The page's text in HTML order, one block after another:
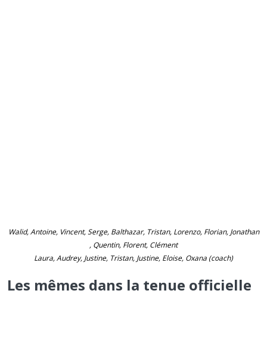
Walid, Antoine, Vincent, Serge, Balthazar, Tristan, Lorenzo, Florian, Jonathan
, Quentin, Florent, Clément
Laura, Audrey, Justine, Tristan, Justine, Eloise, Oxana (coach)
Les mêmes dans la tenue officielle